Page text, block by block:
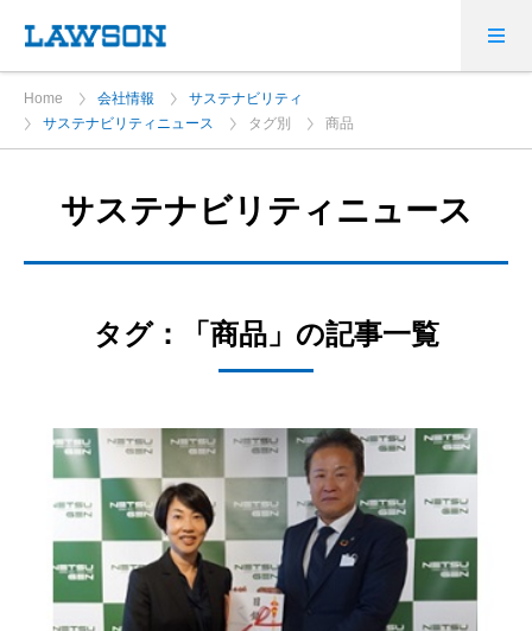
Home 会社情報
サステナビリティ
サステナビリティニュース
タグ別 商品
サステナビリティニュース
タグ：「商品」の記事一覧